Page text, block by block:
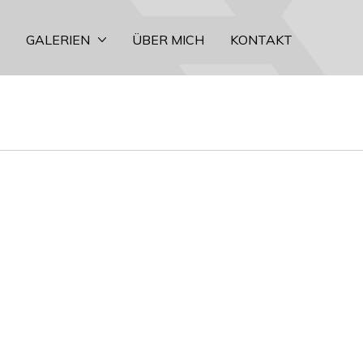
GALERIEN ÜBER MICH KONTAKT